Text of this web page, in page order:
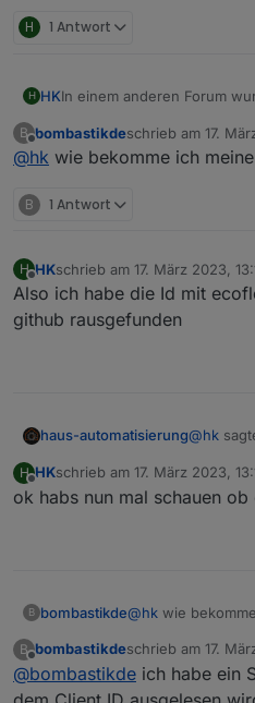
H 1 Antwort
H HKIn einem anderen Forum
Ecoflow mqtt is no longer
password. Looks like they
fails.
the same Client ID the
B
Offline
bombastikdeschrieb am 17.
zuletzt editiert von
@hk wie bekomme ich
B 1 Antwort
H
Offline
HKschrieb am 17. März 2023,
zuletzt editiert von
Also ich habe die Id mit
github rausgefunden
haus-automatisierung@hk
hast
H
Offline
HKschrieb am 17. März 2023,
zuletzt editiert von HK
ok habs nun mal schauen ob
B bombastikde@hk wie
B
Offline
bombastikdeschrieb am 17.
zuletzt editiert von
@bombastikde ich habe ein